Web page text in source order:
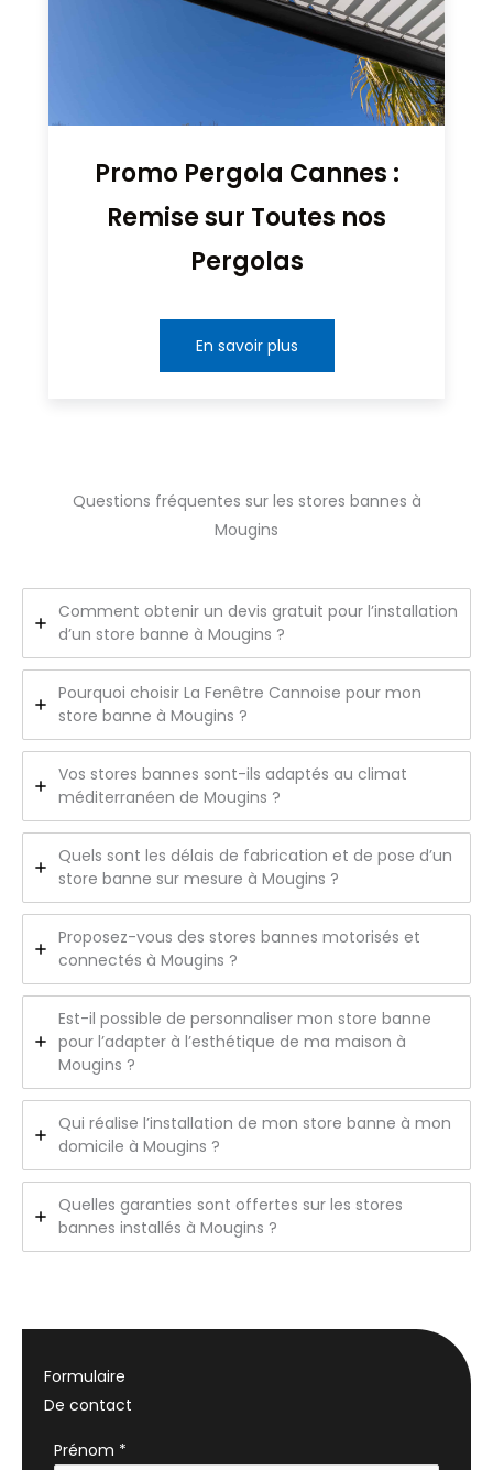
Promo Pergola Cannes :
Remise sur Toutes nos
Pergolas
En savoir plus
Questions fréquentes sur les stores bannes à
Mougins
Comment obtenir un devis gratuit pour l’installation
d’un store banne à Mougins ?
Pourquoi choisir La Fenêtre Cannoise pour mon
store banne à Mougins ?
Vos stores bannes sont-ils adaptés au climat
méditerranéen de Mougins ?
Quels sont les délais de fabrication et de pose d’un
store banne sur mesure à Mougins ?
Proposez-vous des stores bannes motorisés et
connectés à Mougins ?
Est-il possible de personnaliser mon store banne
pour l’adapter à l’esthétique de ma maison à
Mougins ?
Qui réalise l’installation de mon store banne à mon
domicile à Mougins ?
Quelles garanties sont offertes sur les stores
bannes installés à Mougins ?
Formulaire
De contact
Formulaire
Prénom *